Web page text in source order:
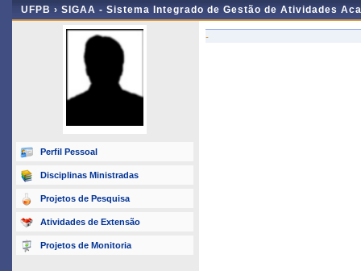
UFPB › SIGAA - Sistema Integrado de Gestão de Atividades
Perfil Pessoal
Disciplinas Ministradas
Projetos de Pesquisa
Atividades de Extensão
Projetos de Monitoria
-